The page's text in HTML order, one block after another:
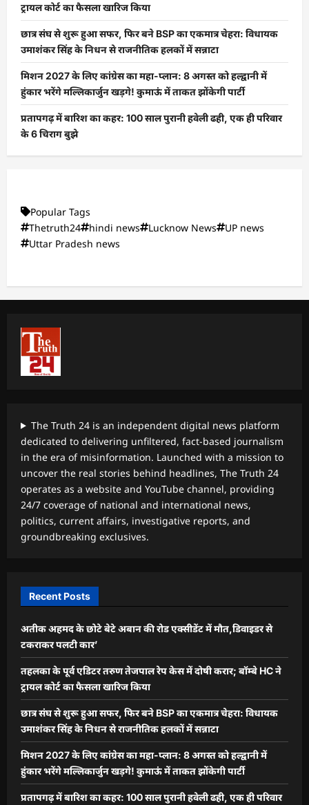
ट्रायल कोर्ट का फैसला खारिज किया
छात्र संघ से शुरू हुआ सफर, फिर बने BSP का एकमात्र चेहरा: विधायक
उमाशंकर सिंह के निधन से राजनीतिक हलकों में सन्नाटा
मिशन 2027 के लिए कांग्रेस का महा-प्लान: 8 अगस्त को हल्द्वानी में
हुंकार भरेंगे मल्लिकार्जुन खड़गे! कुमाऊं में ताकत झोंकेगी पार्टी
प्रतापगढ़ में बारिश का कहर: 100 साल पुरानी हवेली ढही, एक ही परिवार
के 6 चिराग बुझे
Popular Tags
Thetruth24
hindi news Lucknow News
UP news
Uttar Pradesh news
The Truth 24 is an independent digital news platform
dedicated to delivering unfiltered, fact-based journalism
in the era of misinformation. Launched with a mission to
uncover the real stories behind headlines, The Truth 24
operates as a website and YouTube channel, providing
24/7 coverage of national and international news,
politics, current affairs, investigative reports, and
groundbreaking exclusives.
Recent Posts
अतीक अहमद के छोटे बेटे अबान की रोड एक्सीडेंट में मौत,डिवाइडर से
टकराकर पलटी कार’
तहलका के पूर्व एडिटर तरुण तेजपाल रेप केस में दोषी करार; बॉम्बे HC ने
ट्रायल कोर्ट का फैसला खारिज किया
छात्र संघ से शुरू हुआ सफर, फिर बने BSP का एकमात्र चेहरा: विधायक
उमाशंकर सिंह के निधन से राजनीतिक हलकों में सन्नाटा
मिशन 2027 के लिए कांग्रेस का महा-प्लान: 8 अगस्त को हल्द्वानी में
हुंकार भरेंगे मल्लिकार्जुन खड़गे! कुमाऊं में ताकत झोंकेगी पार्टी
प्रतापगढ़ में बारिश का कहर: 100 साल पुरानी हवेली ढही, एक ही परिवार